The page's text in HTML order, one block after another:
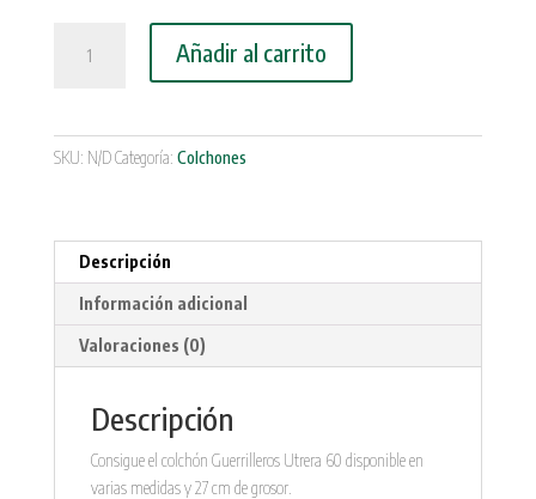
hasta
299,00 €
guerrilleros
cantidad
Añadir al carrito
SKU: N/DCategoría: Colchones
Descripción
Información adicional
Valoraciones (0)
Descripción
Consigue el colchón Guerrilleros Utrera 60 disponible en
varias medidas y 27 cm de grosor.